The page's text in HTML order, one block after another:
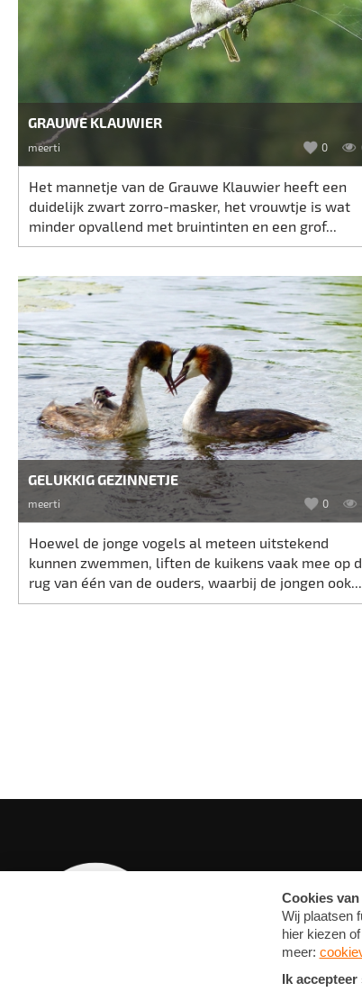
GRAUWE KLAUWIER
meerti 0
Het mannetje van de Grauwe Klauwier heeft een
duidelijk zwart zorro-masker, het vrouwtje is wat
minder opvallend met bruintinten en een grof...
GELUKKIG GEZINNETJE
meerti 0
Hoewel de jonge vogels al meteen uitstekend
kunnen zwemmen, liften de kuikens vaak mee op
rug van één van de ouders, waarbij de jongen ook...